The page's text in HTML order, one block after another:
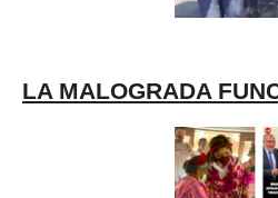
LA MALOGRADA